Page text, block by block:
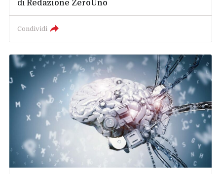
diRedazione ZeroUno
Condividi